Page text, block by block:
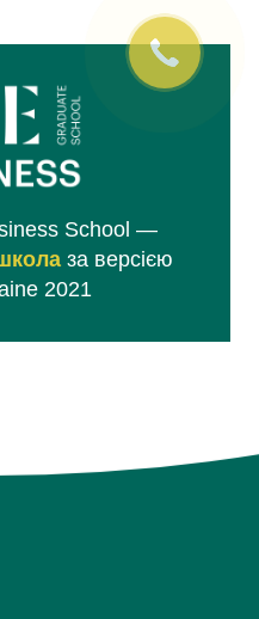
School —
за версією
2021